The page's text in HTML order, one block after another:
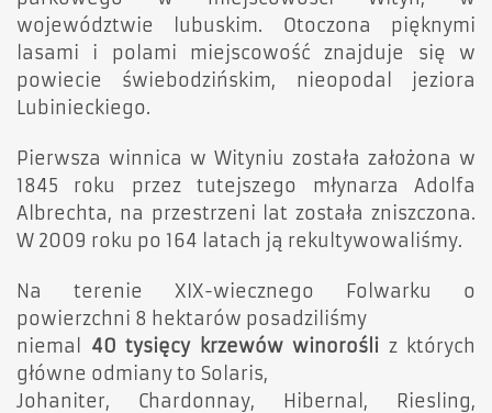
województwie lubuskim. Otoczona pięknymi
lasami i polami miejscowość znajduje się w
powiecie świebodzińskim, nieopodal jeziora
Lubinieckiego.
Pierwsza winnica w Wityniu została założona w
1845 roku przez tutejszego młynarza Adolfa
Albrechta, na przestrzeni lat została zniszczona.
W 2009 roku po 164 latach ją rekultywowaliśmy.
Na terenie XIX-wiecznego Folwarku o
powierzchni 8 hektarów posadziliśmy
niemal 40 tysięcy krzewów winorośli z których
główne odmiany to Solaris,
Johaniter, Chardonnay, Hibernal, Riesling,